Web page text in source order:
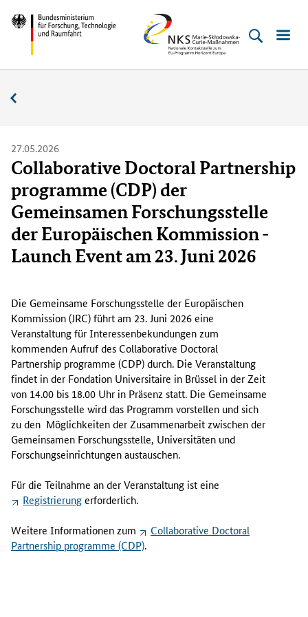
Direkt
zum
Inhalt
(Eingabetaste)
Direkt
zum
Hauptmenu
(Eingabetaste)
Direkt
zur
Suche
(Eingabetaste)
Direkt
zur
Fußleiste
(Enter)
Bundesministerium
und
NKS
MSC
27.05.2026
Collaborative Doctoral Partnership
programme (CDP) der
Gemeinsamen Forschungsstelle
der Europäischen Kommission -
Launch Event am 23. Juni 2026
i
e
G
e
m
e
i
n
s
a
m
F
s
c
Die Gemeinsame Forschungsstelle der Europäischen
Kommission (JRC) führt am 23. Juni 2026 eine
Veranstaltung für Interessenbekundungen zum
kommenden Aufruf des Collaborative Doctoral
Partnership programme (CDP) durch. Die Veranstaltung
findet in der Fondation Universitaire in Brüssel in der Zeit
von 14.00 bis 18.00 Uhr in Präsenz statt. Die Gemeinsame
Forschungsstelle wird das Programm vorstellen und sich
zu den Möglichkeiten der Zusammenarbeit zwischen der
Gemeinsamen Forschungsstelle, Universitäten und
Forschungseinrichtungen austauschen.
Für die Teilnahme an der Veranstaltung ist eine
Registrierungerforderlich.
Weitere Informationen zum
Collaborative Doctoral
Partnership programme (CDP).